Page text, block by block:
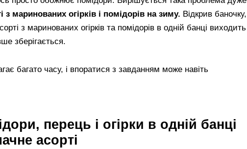
з маринованих огірків і помідорів на зиму. Відкрив баночку,
з маринованих огірків та помідорів в одній банці виходить
зберігається.
багато часу, і впоратися з завданням може навіть
перець і огірки в одній банці
асорті